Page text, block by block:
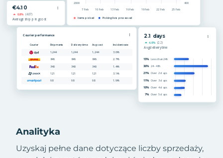
Analityka
Uzyskaj pełne dane dotyczące liczby sprzedaży,